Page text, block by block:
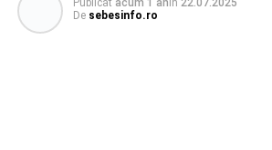
Publicat acum 1 anîn 22.07.2025
De sebesinfo.ro